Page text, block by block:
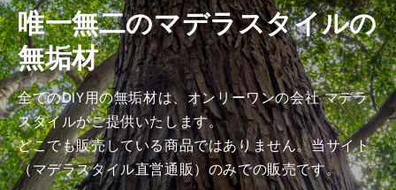
上
げ
加
工
済
み
商
品）
の
上
げ
加
工
済
み
商
品）
の
唯一無二のマデラスタイルの
無垢材
全てのDIY用の無垢材は、オンリーワンの会社 マデラ
スタイルがご提供いたします。
どこでも販売している商品ではありません。当サイト
（マデラスタイル直営通販）のみでの販売です。